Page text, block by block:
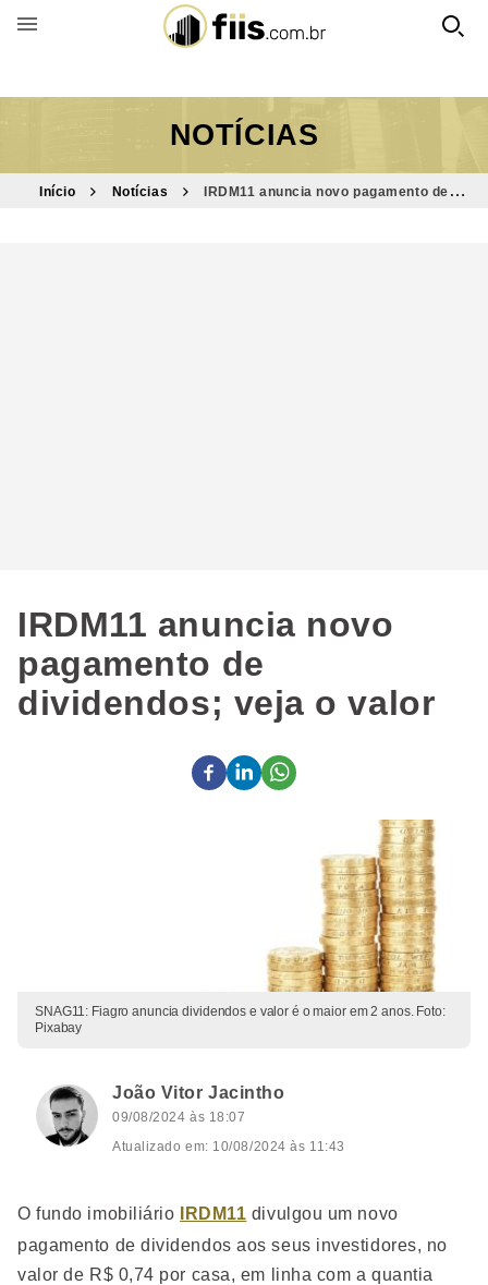
BUSCAR POR FUNDO
NOTÍCIAS
Início Notícias
IRDM11 anuncia novo pagamento de
IRDM11 anuncia novo
pagamento de
dividendos; veja o valor
SNAG11: Fiagro anuncia dividendos e valor é o maior em 2 anos. Foto:
Pixabay
João Vitor Jacintho
09/08/2024 às 18:07
Atualizado em: 10/08/2024 às 11:43
O fundo imobiliário IRDM11 divulgou um novo
pagamento de dividendos aos seus investidores, no
valor de R$ 0,74 por casa, em linha com a quantia